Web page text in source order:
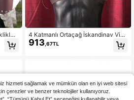
v
4 Katmanlı Ortaçağ İskandinav Viki
ng Kahverengi ve Siyah Retro Cosp
lay Şövalye Savaşçı Omuz Zırhı, Sa
913 ,67TL
hizmeti sağlamak ve mümkün olan en iyi web sitesi
çerezler ve benzer teknolojiler kullanıyoruz.